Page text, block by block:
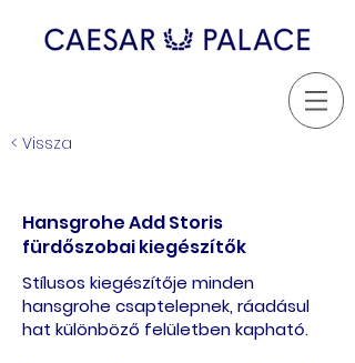
< Vissza
Hansgrohe Add Storis
fürdőszobai kiegészítők
Stílusos kiegészítője minden
hansgrohe csaptelepnek, ráadásul
hat különböző felületben kapható.